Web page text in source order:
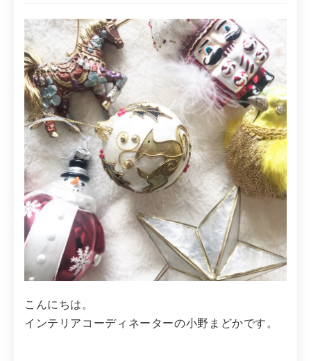
こんにちは。
インテリアコーディネーターの小野まどかです。